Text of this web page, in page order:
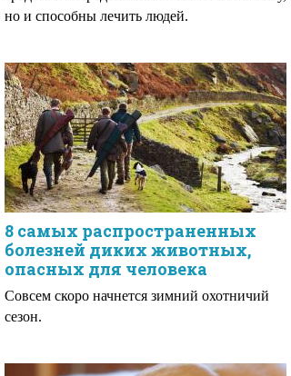
но и способны лечить людей.
8 самых распространенных
болезней диких животных,
опасных для человека
Совсем скоро начнется зимний охотничий
сезон.